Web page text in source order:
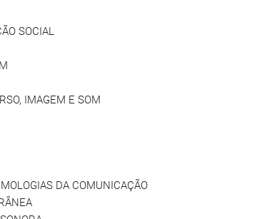
SOCIAL
IMAGEM E SOM
DA COMUNICAÇÃO